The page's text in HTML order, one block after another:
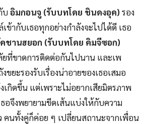
บอิมกอนจู (รับบทโดย ชินดงอุค)รอง
ข้ากับเธอทุกอย่างกำลังจะไปได้ดี เธอ
ชานฮยอก (รับบทโดย คิมจีซอก)
ที่ขาดการติดต่อกันไปนาน และเพ
ยะรองรับเรื่องน่าอายของเธอเสมอ
เกิดขึ้น แต่เพราะไม่อยากเสียมิตรภาพ
อจึงพยายามขีดเส้นแบ่งให้กับความ
คนทั้งคู่ก็ค่อย ๆ เปลี่ยนสถานะจากเพื่อน